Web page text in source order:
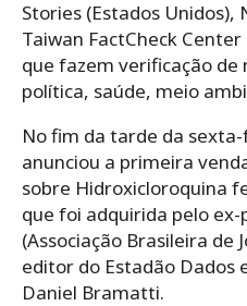
Stories (Estados Unidos),
Taiwan FactCheck
que fazem verificação de
política, saúde, meio
No fim da tarde da
anunciou a primeira
sobre Hidroxicloroquina
que foi adquirida pelo
(Associação Brasileira de
editor do Estadão Dados
Daniel Bramatti.